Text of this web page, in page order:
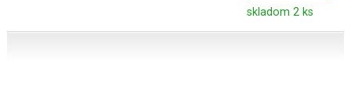
skladom 2 ks